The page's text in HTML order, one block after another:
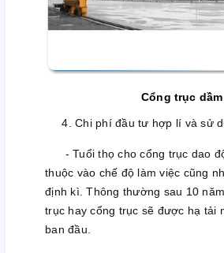
Cổng trục
4. Chi phí đầu tư hợp lí và sử
- Tuổi thọ cho cổng trục dao
thuộc vào chế độ làm việc cũng
định kì. Thông thường sau 10
trục hay cổng trục sẽ được hạ tải
ban đầu.